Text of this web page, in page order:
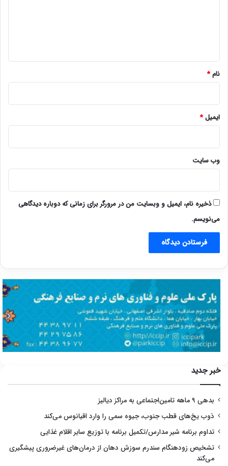
نام*
ایمیل*
وب‌ سایت
ذخیره نام، ایمیل و وبسایت من در مرورگر برای زمانی که دوباره دیدگاهی
می‌نویسم.
خبر جدید
بدهی ۹ ماهه تامین‌اجتماعی به مراکز دیالیز
ذوب یخ‌های قطب جنوب، جیوه سمی را وارد اقیانوس می‌کند
تداوم برنامه شیر مدارس/تکمیل برنامه با توزیع سایر اقلام غذایی
تشخیص زودهنگام سندرم سوزش دهان از درمان‌های غیرضروری پیشگیری
می‌کند